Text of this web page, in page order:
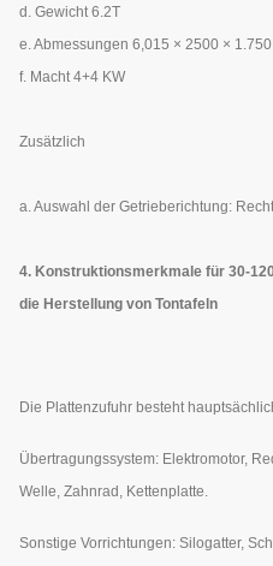
d. Gewicht 6.2T
e.Abmessungen 6,015 × 2500 ×
f. Macht 4+4 KW
Zusätzlich
a. Auswahl der Getrieberichtung:
4. Konstruktionsmerkmale für 30-
die Herstellung von Tontafeln
Die Plattenzufuhr besteht
Übertragungssystem: Elektromotor,
Welle, Zahnrad, Kettenplatte.
Sonstige Vorrichtungen: Silogatter,